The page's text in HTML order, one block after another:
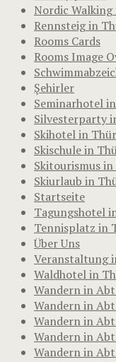
Nordic
Rennsteig in
Rooms Cards
Rooms Image
Şehirler
Seminarhotel
Silvesterparty
Skihotel in
Skischule in
Skitourismus
Skiurlaub in
Startseite
Tagungshotel
Tennisplatz in
Über Uns
Veranstaltung
Waldhotel in
Wandern in
Wandern in
Wandern in
Wandern in
Wandern in